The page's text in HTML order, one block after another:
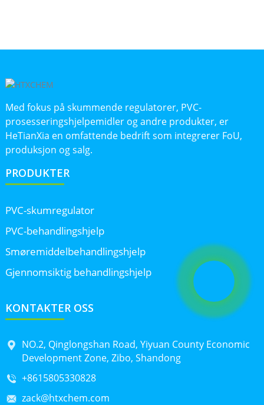
Med fokus på skummende regulatorer, PVC-
prosesseringshjelpemidler og andre produkter, er
HeTianXia en omfattende bedrift som integrerer FoU,
produksjon og salg.
PRODUKTER
PVC-skumregulator
PVC-behandlingshjelp
Smøremiddelbehandlingshjelp
Gjennomsiktig behandlingshjelp
KONTAKTER OSS
NO.2, Qinglongshan Road, Yiyuan County Economic
Development Zone, Zibo, Shandong
+8615805330828
zack@htxchem.com